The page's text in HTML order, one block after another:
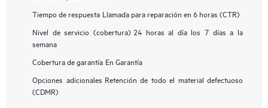
Tiempo de respuesta Llamada para reparación en 6 horas (CTR)
Nivel de servicio (cobertura) 24 horas al día los 7 días a la
semana
Cobertura de garantía En Garantía
Opciones adicionales Retención de todo el material defectuoso
(CDMR)